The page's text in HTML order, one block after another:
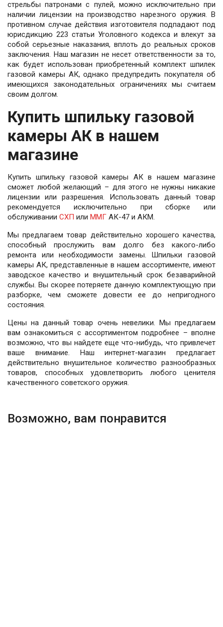
стрельбы патронами с пулей, можно исключительно при
наличии лицензии на производство нарезного оружия. В
противном случае действия изготовителя подпадают под
юрисдикцию 223 статьи Уголовного кодекса и влекут за
собой серьезные наказания, вплоть до реальных сроков
заключения. Наш магазин не несет ответственности за то,
как будет использован приобретенный комплект шпилек
газовой камеры АК, однако предупредить покупателя об
имеющихся законодательных ограничениях мы считаем
своим долгом.
Купить шпильку газовой
камеры АК в нашем
магазине
Купить шпильку газовой камеры АК в нашем магазине
сможет любой желающий – для этого не нужны никакие
лицензии или разрешения. Использовать данный товар
рекомендуется исключительно при сборке или
обслуживании СХП или ММГ АК-47 и АКМ.
Мы предлагаем товар действительно хорошего качества,
способный прослужить вам долго без какого-либо
ремонта или необходимости замены. Шпильки газовой
камеры АК, представленные в нашем ассортименте, имеют
заводское качество и внушительный срок безаварийной
службы. Вы скорее потеряете данную комплектующую при
разборке, чем сможете довести ее до непригодного
состояния.
Цены на данный товар очень невелики. Мы предлагаем
вам ознакомиться с ассортиментом подробнее – вполне
возможно, что вы найдете еще что-нибудь, что привлечет
ваше внимание. Наш интернет-магазин предлагает
действительно внушительное количество разнообразных
товаров, способных удовлетворить любого ценителя
качественного советского оружия.
Возможно, вам понравится